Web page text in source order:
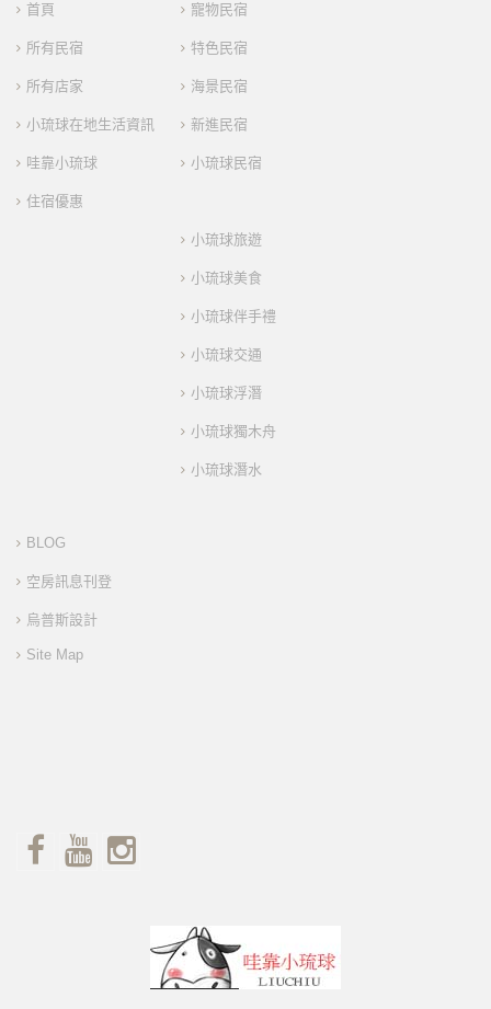
首頁
所有民宿
所有店家
小琉球在地生活資訊
哇靠小琉球
住宿優惠
寵物民宿
特色民宿
海景民宿
新進民宿
小琉球民宿
小琉球旅遊
小琉球美食
小琉球伴手禮
小琉球交通
小琉球浮潛
小琉球獨木舟
小琉球潛水
BLOG
空房訊息刊登
烏普斯設計
Site Map